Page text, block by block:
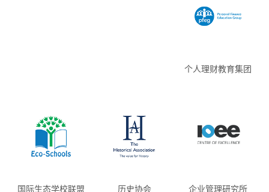
个人理财教育集团
国际生态学校联盟 历史协会 企业管理研究所